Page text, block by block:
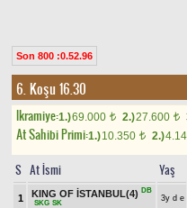
Son 800 :0.52.96
6. Koşu 16.30
Ikramiye:1.)69.000 t 2.)27.600 t
At Sahibi Primi:1.)10.350 t 2.)
S At İsmi Yaş
1 KING OF İSTANBUL(4) DB
SKG SK
3y d e